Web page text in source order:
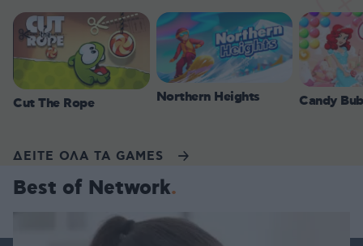
Cut The Rope Northern Heights Candy
ΔΕΙΤΕ ΟΛΑ ΤΑ GAMES
Best of Network